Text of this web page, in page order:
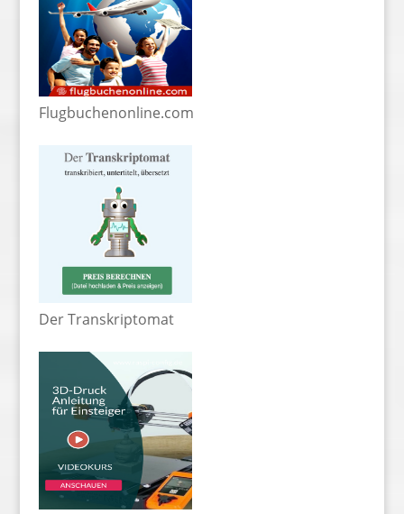
Flugbuchenonline.com
Der Transkriptomat